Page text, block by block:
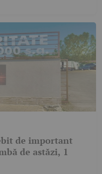
de important
de astăzi, 1